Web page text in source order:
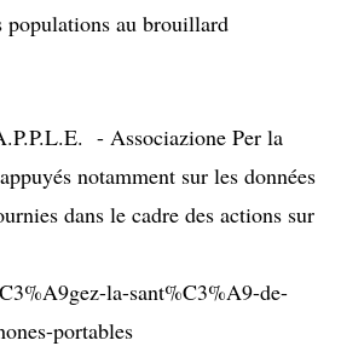
populations au brouillard
. - Associazione Per la
notamment sur les données
dans le cadre des actions sur
la-sant%C3%A9-de-
portables